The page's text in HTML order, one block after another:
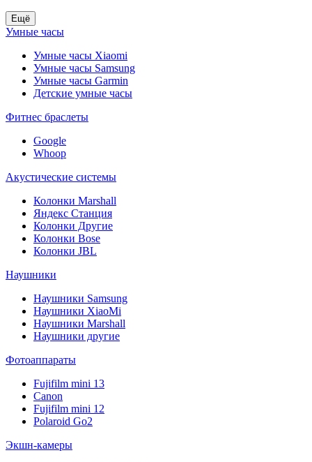
Ещё
Умные часы
Умные часы Xiaomi
Умные часы Samsung
Умные часы Garmin
Детские умные часы
Фитнес браслеты
Google
Whoop
Акустические системы
Колонки Marshall
Яндекс Станция
Колонки Другие
Колонки Bose
Колонки JBL
Наушники
Наушники Samsung
Наушники XiaoMi
Наушники Marshall
Наушники другие
Фотоаппараты
Fujifilm mini 13
Canon
Fujifilm mini 12
Polaroid Go2
Экшн-камеры